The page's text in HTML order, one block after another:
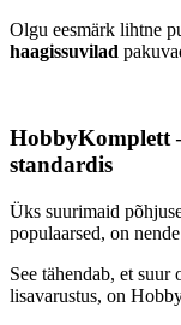
Olgu eesmärk lihtne
haagissuvilad
HobbyKomplett
standardis
Üks suurimaid
populaarsed, on nende
See tähendab, et suur
lisavarustus, on